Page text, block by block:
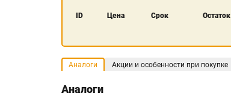
ID Цена Срок Остаток
Аналоги Акции и особенности при покупке
Аналоги